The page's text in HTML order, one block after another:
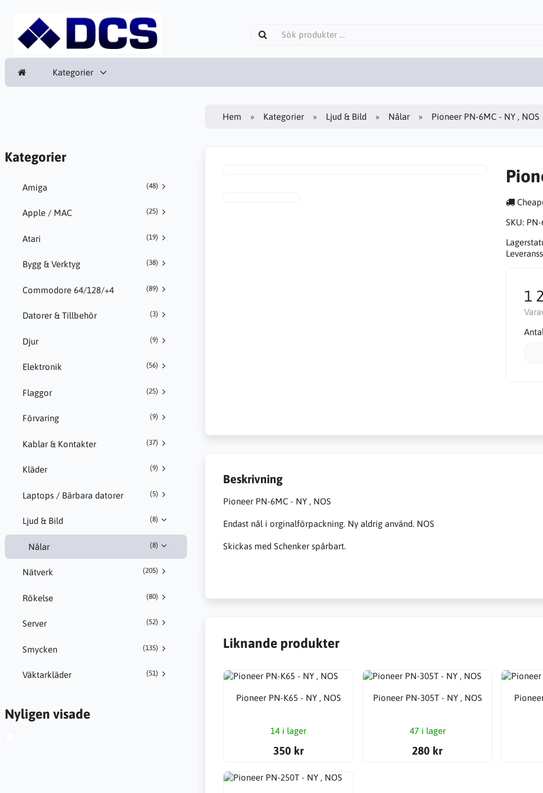
Kategorier
Kategorier
Amiga (48)
Apple / MAC (25)
Atari (19)
Bygg & Verktyg (38)
Commodore 64/128/+4 (89)
Datorer & Tillbehör (3)
Djur (9)
Elektronik (56)
Flaggor (25)
Förvaring (9)
Kablar & Kontakter (37)
Kläder (9)
Laptops / Bärbara datorer (5)
Ljud & Bild (8)
Nålar (8)
Nätverk (205)
Rökelse (80)
Server (52)
Smycken (135)
Väktarkläder (51)
Nyligen visade
Hem Kategorier Ljud & Bild Nålar Pioneer PN-6MC - NY , NOS
SKU:
1
Antal
Beskrivning
Pioneer PN-6MC - NY , NOS
Endast nål i orginalförpackning. Ny aldrig använd. NOS
Skickas med Schenker spårbart.
Liknande produkter
Pioneer PN-K65 - NY , NOS
14 i lager
350 kr
Pioneer PN-305T - NY , NOS
47 i lager
280 kr